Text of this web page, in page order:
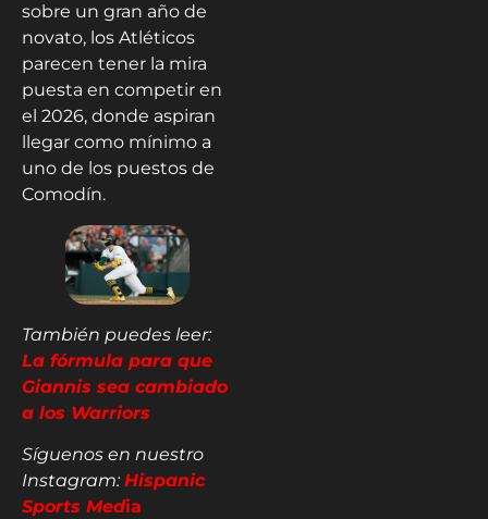
sobre un gran año de
novato, los Atléticos
parecen tener la mira
puesta en competir en
el 2026, donde aspiran
llegar como mínimo a
uno de los puestos de
Comodín.
También puedes leer:
La fórmula para que
Giannis sea cambiado
a los Warriors
Síguenos en nuestro
Instagram:Hispanic
Sports Media